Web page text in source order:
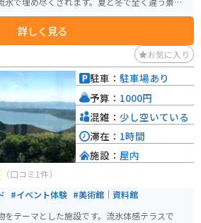
詳しく見る
お気に入り
（口コミ1件）
#イベント体験 #美術館｜資料館
をテーマとした施設です。流氷体感テラスで
駐車： 駐車場あり
予算： 1000円
混雑： 少し空いている
滞在： 1時間
施設： 屋内